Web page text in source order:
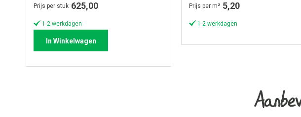
Prijs per stuk 625,00
1-2 werkdagen
In Winkelwagen
Prijs per m² 5,20
1-2 werkdagen